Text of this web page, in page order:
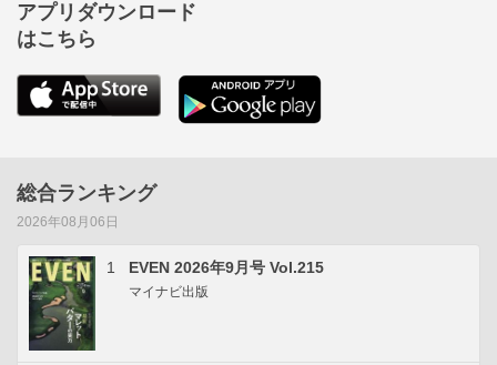
アプリダウンロード
はこちら
総合ランキング
2026年08月06日
1 EVEN 2026年9月号 Vol.215
マイナビ出版